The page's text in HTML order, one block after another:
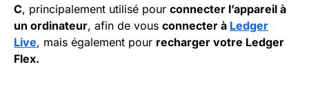
C, principalement utilisé pour connecter l’appareil à
un ordinateur, afin de vous connecter à Ledger
Live, mais également pour recharger votre Ledger
Flex.